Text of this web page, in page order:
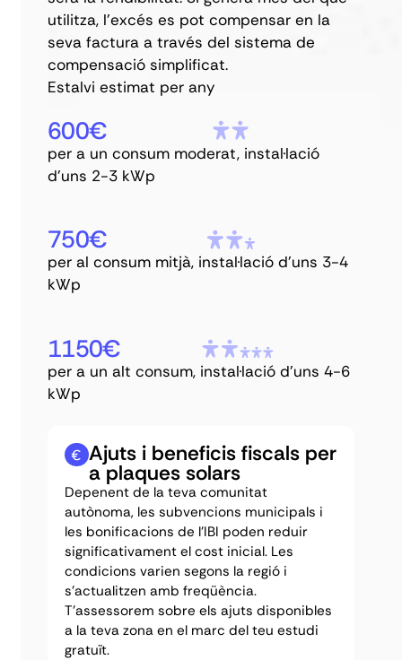
utilitza, l'excés es pot compensar en la
seva factura a través del sistema de
compensació simplificat.
Ajuts i beneficis fiscals per
a plaques solars
Depenent de la teva comunitat
autònoma, les subvencions municipals i
les bonificacions de l'IBI poden reduir
significativament el cost inicial. Les
condicions varien segons la regió i
s'actualitzen amb freqüència.
T'assessorem sobre els ajuts disponibles
a la teva zona en el marc del teu estudi
gratuït.
Estalvi estimat per any
600€
per a un consum moderat, instal·lació
d'uns 2-3 kWp
750€
per al consum mitjà, instal·lació d'uns 3-4
kWp
1150€
per a un alt consum, instal·lació d'uns 4-6
kWp